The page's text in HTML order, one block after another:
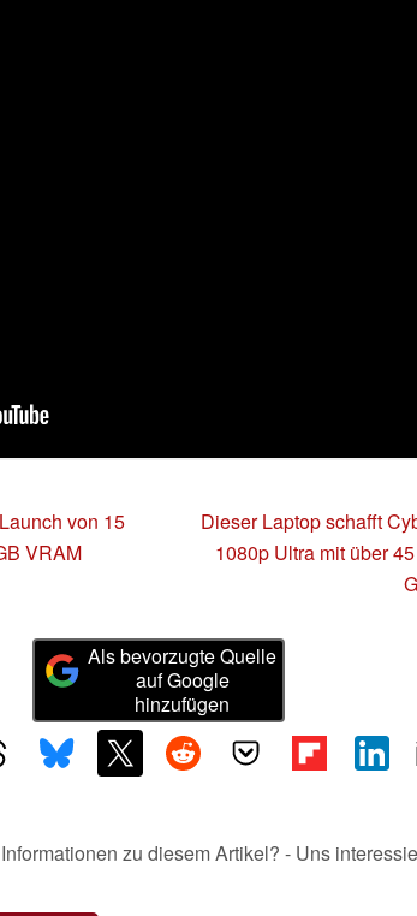
von 15
VRAM
Dieser Laptop schafft
1080p Ultra mit über
Als bevorzugte Quelle
auf Google
hinzufügen
zu diesem Artikel? - Uns